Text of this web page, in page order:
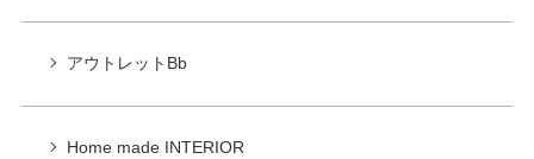
アウトレットBb
Home made INTERIOR